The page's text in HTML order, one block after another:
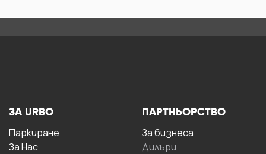
ЗА URBO
Паркиране
За Hас
ПАРТНЬОРСТВО
За бизнесa
Дилъри